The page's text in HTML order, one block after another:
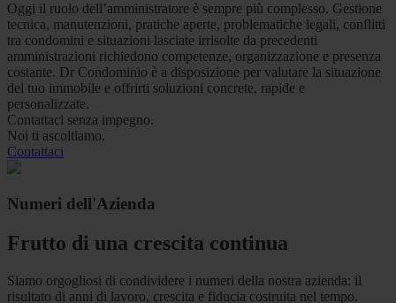
Oggi il ruolo dell’amministratore è sempre più complesso. Gestione
tecnica, manutenzioni, pratiche aperte, problematiche legali, conflitti
tra condomini e situazioni lasciate irrisolte da precedenti
amministrazioni richiedono competenze, organizzazione e presenza
costante. Dr Condominio è a disposizione per valutare la situazione
del tuo immobile e offrirti soluzioni concrete, rapide e
personalizzate.
Contattaci senza impegno.
Noi ti ascoltiamo.
Contattaci
Numeri dell'Azienda
Frutto di una crescita continua
Siamo orgogliosi di condividere i numeri della nostra azienda: il
risultato di anni di lavoro, crescita e fiducia costruita nel tempo.